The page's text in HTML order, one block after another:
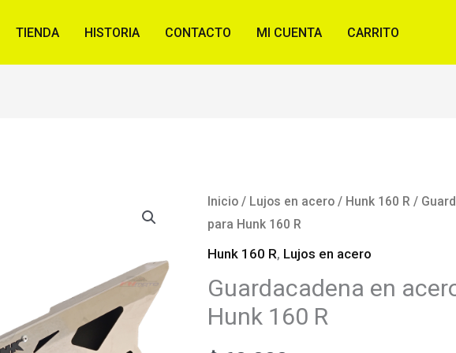
TIENDA HISTORIA CONTACTO MI CUENTA CARRITO
Inicio/ Lujos en acero/ Hunk 160 R /
para Hunk 160 R
Hunk 160 R, Lujos en acero
Guardacadena en
Hunk 160 R